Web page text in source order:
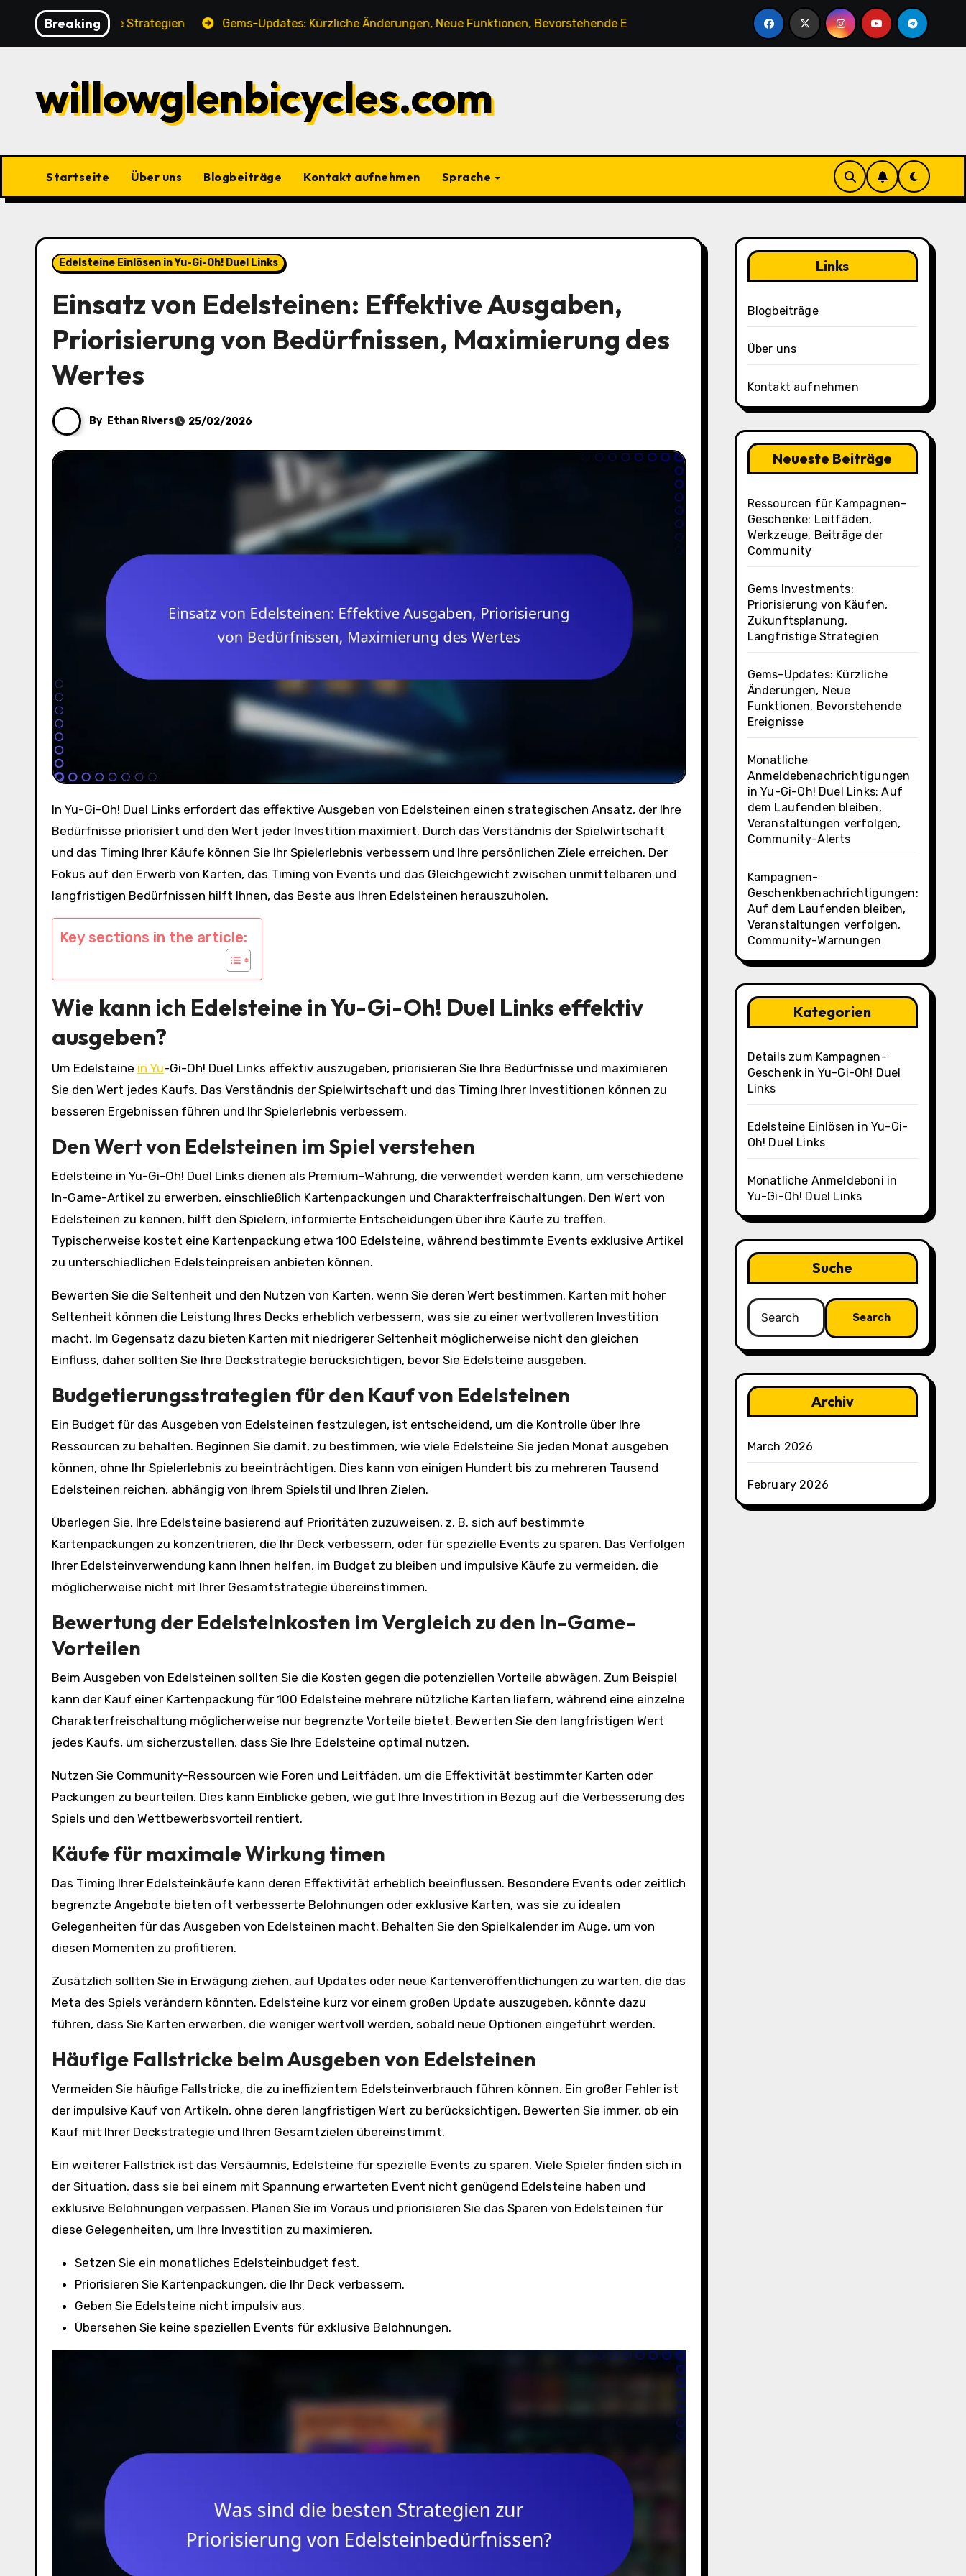
content
Breaking
Strategien Gems-Updates: Kürzliche Änderungen, Neue Funktionen, Bevorstehende Ereignisse Monatliche Anmeldebenachrichtigungen in Yu-Gi-Oh!
willowglenbicycles.com
Startseite Über uns Blogbeiträge Kontakt aufnehmen Sprache
Edelsteine Einlösen in Yu-Gi-Oh! Duel Links
Einsatz von Edelsteinen: Effektive Ausgaben,
Priorisierung von Bedürfnissen, Maximierung des
Wertes
By Ethan Rivers 25/02/2026
In Yu-Gi-Oh! Duel Links erfordert das effektive Ausgeben von Edelsteinen einen strategischen Ansatz, der Ihre
Bedürfnisse priorisiert und den Wert jeder Investition maximiert. Durch das Verständnis der Spielwirtschaft
und das Timing Ihrer Käufe können Sie Ihr Spielerlebnis verbessern und Ihre persönlichen Ziele erreichen. Der
Fokus auf den Erwerb von Karten, das Timing von Events und das Gleichgewicht zwischen unmittelbaren und
langfristigen Bedürfnissen hilft Ihnen, das Beste aus Ihren Edelsteinen herauszuholen.
Key sections in the article:
Wie kann ich Edelsteine in Yu-Gi-Oh! Duel Links effektiv
ausgeben?
Um Edelsteine in Yu-Gi-Oh! Duel Links effektiv auszugeben, priorisieren Sie Ihre Bedürfnisse und maximieren
Sie den Wert jedes Kaufs. Das Verständnis der Spielwirtschaft und das Timing Ihrer Investitionen können zu
besseren Ergebnissen führen und Ihr Spielerlebnis verbessern.
Den Wert von Edelsteinen im Spiel verstehen
Edelsteine in Yu-Gi-Oh! Duel Links dienen als Premium-Währung, die verwendet werden kann, um verschiedene
In-Game-Artikel zu erwerben, einschließlich Kartenpackungen und Charakterfreischaltungen. Den Wert von
Edelsteinen zu kennen, hilft den Spielern, informierte Entscheidungen über ihre Käufe zu treffen.
Typischerweise kostet eine Kartenpackung etwa 100 Edelsteine, während bestimmte Events exklusive Artikel
zu unterschiedlichen Edelsteinpreisen anbieten können.
Bewerten Sie die Seltenheit und den Nutzen von Karten, wenn Sie deren Wert bestimmen. Karten mit hoher
Seltenheit können die Leistung Ihres Decks erheblich verbessern, was sie zu einer wertvolleren Investition
macht. Im Gegensatz dazu bieten Karten mit niedrigerer Seltenheit möglicherweise nicht den gleichen
Einfluss, daher sollten Sie Ihre Deckstrategie berücksichtigen, bevor Sie Edelsteine ausgeben.
Budgetierungsstrategien für den Kauf von Edelsteinen
Ein Budget für das Ausgeben von Edelsteinen festzulegen, ist entscheidend, um die Kontrolle über Ihre
Ressourcen zu behalten. Beginnen Sie damit, zu bestimmen, wie viele Edelsteine Sie jeden Monat ausgeben
können, ohne Ihr Spielerlebnis zu beeinträchtigen. Dies kann von einigen Hundert bis zu mehreren Tausend
Edelsteinen reichen, abhängig von Ihrem Spielstil und Ihren Zielen.
Überlegen Sie, Ihre Edelsteine basierend auf Prioritäten zuzuweisen, z. B. sich auf bestimmte
Kartenpackungen zu konzentrieren, die Ihr Deck verbessern, oder für spezielle Events zu sparen. Das Verfolgen
Ihrer Edelsteinverwendung kann Ihnen helfen, im Budget zu bleiben und impulsive Käufe zu vermeiden, die
möglicherweise nicht mit Ihrer Gesamtstrategie übereinstimmen.
Bewertung der Edelsteinkosten im Vergleich zu den In-Game-
Vorteilen
Beim Ausgeben von Edelsteinen sollten Sie die Kosten gegen die potenziellen Vorteile abwägen. Zum Beispiel
kann der Kauf einer Kartenpackung für 100 Edelsteine mehrere nützliche Karten liefern, während eine einzelne
Charakterfreischaltung möglicherweise nur begrenzte Vorteile bietet. Bewerten Sie den langfristigen Wert
jedes Kaufs, um sicherzustellen, dass Sie Ihre Edelsteine optimal nutzen.
Nutzen Sie Community-Ressourcen wie Foren und Leitfäden, um die Effektivität bestimmter Karten oder
Packungen zu beurteilen. Dies kann Einblicke geben, wie gut Ihre Investition in Bezug auf die Verbesserung des
Spiels und den Wettbewerbsvorteil rentiert.
Käufe für maximale Wirkung timen
Das Timing Ihrer Edelsteinkäufe kann deren Effektivität erheblich beeinflussen. Besondere Events oder zeitlich
begrenzte Angebote bieten oft verbesserte Belohnungen oder exklusive Karten, was sie zu idealen
Gelegenheiten für das Ausgeben von Edelsteinen macht. Behalten Sie den Spielkalender im Auge, um von
diesen Momenten zu profitieren.
Zusätzlich sollten Sie in Erwägung ziehen, auf Updates oder neue Kartenveröffentlichungen zu warten, die das
Meta des Spiels verändern könnten. Edelsteine kurz vor einem großen Update auszugeben, könnte dazu
führen, dass Sie Karten erwerben, die weniger wertvoll werden, sobald neue Optionen eingeführt werden.
Häufige Fallstricke beim Ausgeben von Edelsteinen
Vermeiden Sie häufige Fallstricke, die zu ineffizientem Edelsteinverbrauch führen können. Ein großer Fehler ist
der impulsive Kauf von Artikeln, ohne deren langfristigen Wert zu berücksichtigen. Bewerten Sie immer, ob ein
Kauf mit Ihrer Deckstrategie und Ihren Gesamtzielen übereinstimmt.
Ein weiterer Fallstrick ist das Versäumnis, Edelsteine für spezielle Events zu sparen. Viele Spieler finden sich in
der Situation, dass sie bei einem mit Spannung erwarteten Event nicht genügend Edelsteine haben und
exklusive Belohnungen verpassen. Planen Sie im Voraus und priorisieren Sie das Sparen von Edelsteinen für
diese Gelegenheiten, um Ihre Investition zu maximieren.
Setzen Sie ein monatliches Edelsteinbudget fest.
Priorisieren Sie Kartenpackungen, die Ihr Deck verbessern.
Geben Sie Edelsteine nicht impulsiv aus.
Übersehen Sie keine speziellen Events für exklusive Belohnungen.
Links
Blogbeiträge
Über uns
Kontakt aufnehmen
Neueste Beiträge
Ressourcen für Kampagnen-
Geschenke: Leitfäden,
Werkzeuge, Beiträge der
Community
Gems Investments:
Priorisierung von Käufen,
Zukunftsplanung,
Langfristige Strategien
Gems-Updates: Kürzliche
Änderungen, Neue
Funktionen, Bevorstehende
Ereignisse
Monatliche
Anmeldebenachrichtigungen
in Yu-Gi-Oh! Duel Links: Auf
dem Laufenden bleiben,
Veranstaltungen verfolgen,
Community-Alerts
Kampagnen-
Geschenkbenachrichtigungen:
Auf dem Laufenden bleiben,
Veranstaltungen verfolgen,
Community-Warnungen
Kategorien
Details zum Kampagnen-
Geschenk in Yu-Gi-Oh! Duel
Links
Edelsteine Einlösen in Yu-Gi-
Oh! Duel Links
Monatliche Anmeldeboni in
Yu-Gi-Oh! Duel Links
Suche
Search
for:
Archiv
March 2026
February 2026